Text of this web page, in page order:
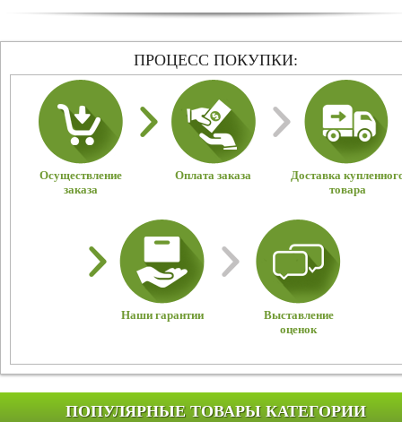
ПРОЦЕСС ПОКУПКИ:
Осуществление
заказа
Оплата заказа
Доставка
товара
Наши гарантии
Выставление
оценок
ПОПУЛЯРНЫЕ ТОВАРЫ КАТЕГОРИИ